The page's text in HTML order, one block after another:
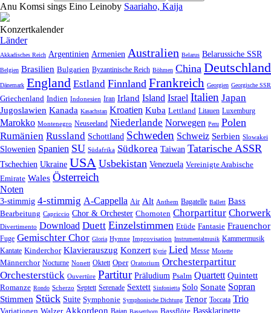
Anu Komsi sings Eino Leinoby Saariaho, Kaija
Konzertkalender
Länder
Akkadisches Reich Argentinien Armenien Australien Belarus Belarussiche SSR
Belgien Brasilien Bulgarien Byzantinische Reich Böhmen China Deutschland
Dänemark England Estland Finnland Frankreich Georgien Georgische SSR
Griechenland Indien Indonesien Iran Irland Island Israel Italien Japan
Jugoslawien Kanada Kasachstan Kroatien Kuba Lettland Litauen Luxemburg
Marokko Montenegro Neuseeland Niederlande Norwegen Peru Polen
Rumänien Russland Schottland Schweden Schweiz Serbien Slowakei
Slowenien Spanien SU Südafrika Südkorea Taiwan Tatarische ASSR
Tschechien Ukraine USA Usbekistan Venezuela Vereinigte Arabische
Emirate Wales Österreich
Noten
3-stimmig 4-stimmig A-Cappella Air Alt Anthem Bagatelle Ballett Bass
Bearbeitung Capriccio Chor & Orchester Chornoten Chorpartitur Chorwerk
Divertimento Download Duett Einzelstimmen Etüde Fantasie Frauenchor
Fuge Gemischter Chor Gloria Hymne Improvisation Instrumentalmusik Kammermusik
Kantate Kinderchor Klavierauszug Konzert Kyrie Lied Messe Motette
Männerchor Nocturne Nonett Oktett Oper Oratorium Orchesterpartitur
Orchesterstück Ouvertüre Partitur Präludium Psalm Quartett Quintett
Romanze Rondo Scherzo Septett Serenade Sextett Sinfonietta Solo Sonate Sopran
Stimmen Stück Suite Symphonie Symphonische Dichtung Tenor Toccata Trio
Variationen Walzer Akkordeon Bajan Bassetthorn Bassflöte Bassklarinette